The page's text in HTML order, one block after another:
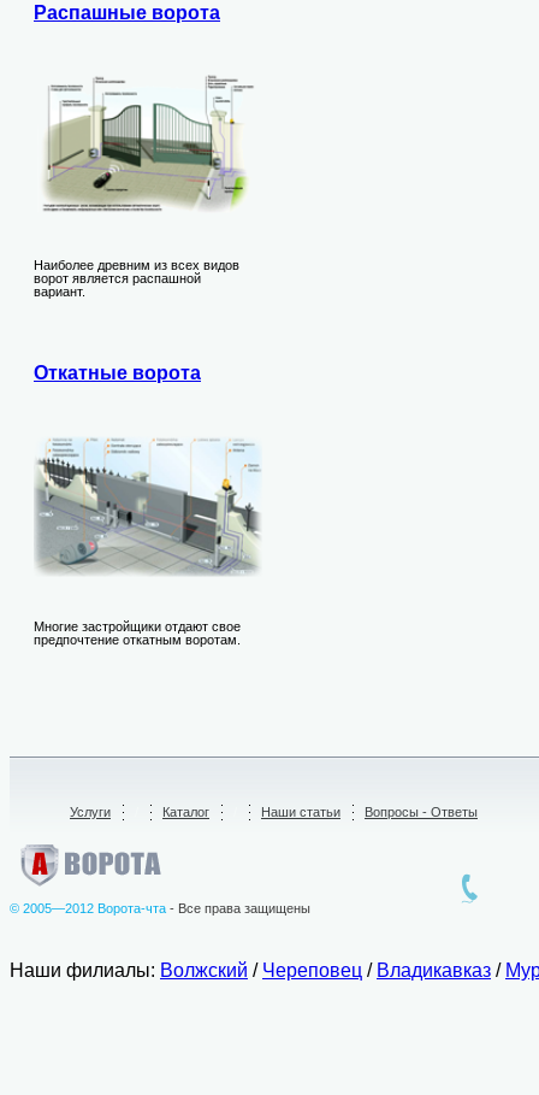
Распашные ворота
Наиболее древним из всех видов
ворот является распашной
вариант.
Откатные ворота
Многие застройщики отдают свое
предпочтение откатным воротам.
Услуги Каталог Наши статьи Вопросы - Ответы
© 2005—2012 Ворота-чта - Все права защищены
Наши филиалы: Волжский / Череповец / Владикавказ /